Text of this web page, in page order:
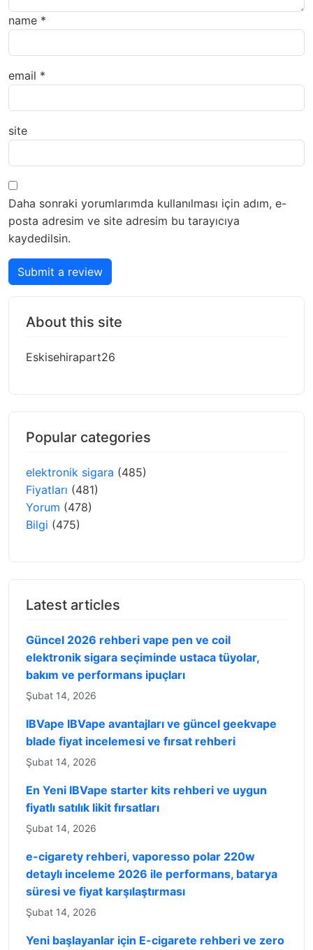
name *
email *
site
Daha sonraki yorumlarımda kullanılması için adım, e-
posta adresim ve site adresim bu tarayıcıya
kaydedilsin.
Submit a review
About this site
Eskisehirapart26
Popular categories
elektronik sigara (485)
Fiyatları (481)
Yorum (478)
Bilgi (475)
Latest articles
Güncel 2026 rehberi vape pen ve coil
elektronik sigara seçiminde ustaca tüyolar,
bakım ve performans ipuçları
Şubat 14, 2026
IBVape IBVape avantajları ve güncel geekvape
blade fiyat incelemesi ve fırsat rehberi
Şubat 14, 2026
En Yeni IBVape starter kits rehberi ve uygun
fiyatlı satılık likit fırsatları
Şubat 14, 2026
e-cigarety rehberi, vaporesso polar 220w
detaylı inceleme 2026 ile performans, batarya
süresi ve fiyat karşılaştırması
Şubat 14, 2026
Yeni başlayanlar için E-cigarete rehberi ve zero